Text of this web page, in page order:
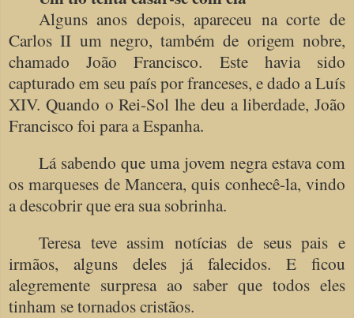
Alguns anos depois, apareceu na corte de
Carlos II um negro, também de origem nobre,
chamado João Francisco. Este havia sido
capturado em seu país por franceses, e dado a Luís
XIV. Quando o Rei-Sol lhe deu a liberdade, João
Francisco foi para a Espanha.
Lá sabendo que uma jovem negra estava com
os marqueses de Mancera, quis conhecê-la, vindo
a descobrir que era sua sobrinha.
Teresa teve assim notícias de seus pais e
irmãos, alguns deles já falecidos. E ficou
alegremente surpresa ao saber que todos eles
tinham se tornados cristãos.